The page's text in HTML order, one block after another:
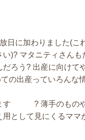
日に加わりました(こ
)? マタニティさん
ろう? 出産に向け
の出産っていろんな
す ? 薄手のものや
として見にくるマ